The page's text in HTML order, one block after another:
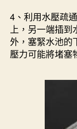
4、利用水壓疏
上，另一端插到
外，塞緊水池的
壓力可能將堵塞